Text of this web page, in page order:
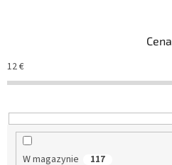
Cena
12€
W magazynie 117